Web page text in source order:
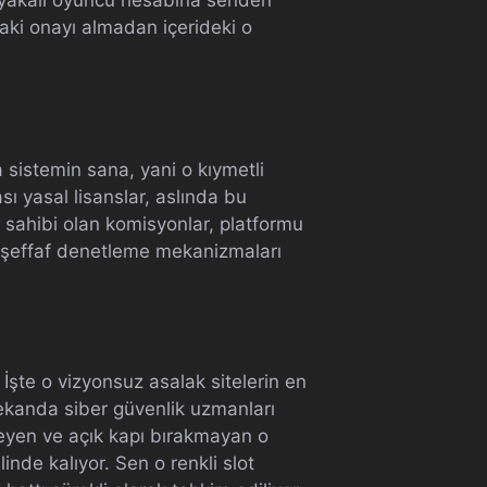
onayı almadan içerideki o
sana, yani o kıymetli
yasal lisanslar, aslında bu
sahibi olan komisyonlar, platformu
denetleme mekanizmaları
o vizyonsuz asalak sitelerin en
siber güvenlik uzmanları
ve açık kapı bırakmayan o
kalıyor. Sen o renkli slot